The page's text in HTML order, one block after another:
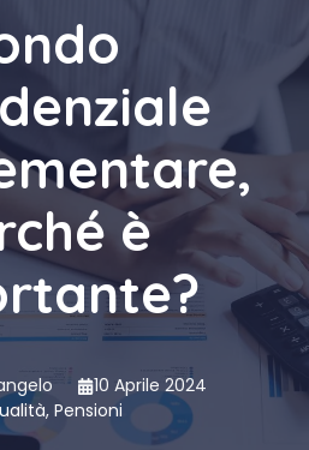
è
10 Aprile 2024
, Pensioni